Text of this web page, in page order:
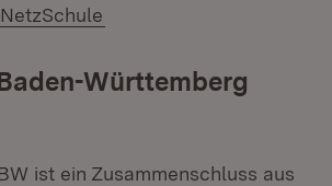
Württemberg
ist ein Zusammenschluss aus